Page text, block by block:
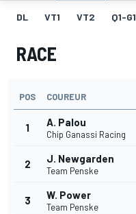
DL VT1 VT2 Q1-G1
RACE
POS COUREUR
1 A. Palou
Chip Ganassi Racing
2 J. Newgarden
Team Penske
3 W. Power
Team Penske